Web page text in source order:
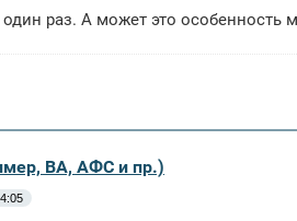
раз. А может это особенность
ВА, АФС и пр.)